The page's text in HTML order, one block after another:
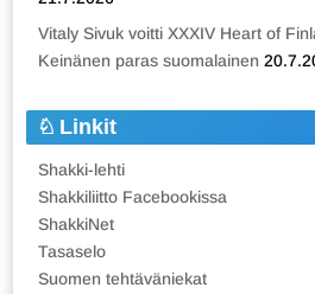
Vitaly Sivuk voitti XXXIV Heart of
Keinänen paras suomalainen
Linkit
Shakki-lehti
Shakkiliitto Facebookissa
ShakkiNet
Tasaselo
Suomen tehtäväniekat